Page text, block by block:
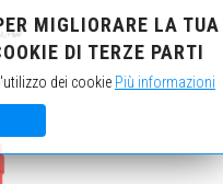
MIGLIORARE LA TUA
DI TERZE PARTI
dei cookie Più informazioni